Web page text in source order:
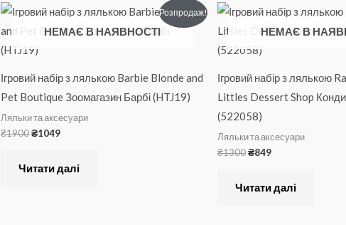
Розпродаж!
НЕМАЄ В НАЯВНОСТІ
Ігровий набір з лялькою Barbie Blonde and
Pet Boutique Зоомагазин Барбі (HTJ19)
Ляльки та аксесуари
₴1900
Оригінальна
ціна:
₴1900.
₴1049
Поточна
ціна:
₴1049.
Читати далі
НЕМАЄ В
Ігровий набір з лялькою
Littles Dessert Shop
(522058)
Ляльки та аксесуари
₴1300
Оригінальна
ціна:
₴1300.
₴849
Поточна
ціна:
₴849.
Читати далі